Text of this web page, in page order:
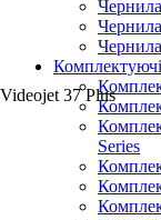
Комплектуючі
Series
Videojet 37 Plus